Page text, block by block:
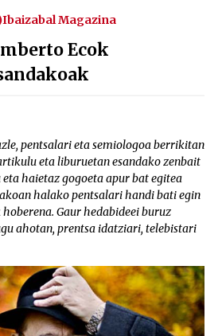
Ibaizabal Magazina
Ecok
pentsalari eta semiologoa berrikitan
eta liburuetan esandako zenbait
haietaz gogoeta apur bat egitea
halako pentsalari handi bati egin
Gaur hedabideei buruz
ahotan, prentsa idatziari, telebistari